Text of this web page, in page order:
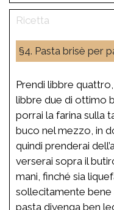
§4. Pasta brisè per
Prendi libbre
libbre due di ottimo
porrai la farina sulla
buco nel mezzo, in
quindi prenderai
verserai sopra il
mani, finché sia
sollecitamente
pasta divenga ben